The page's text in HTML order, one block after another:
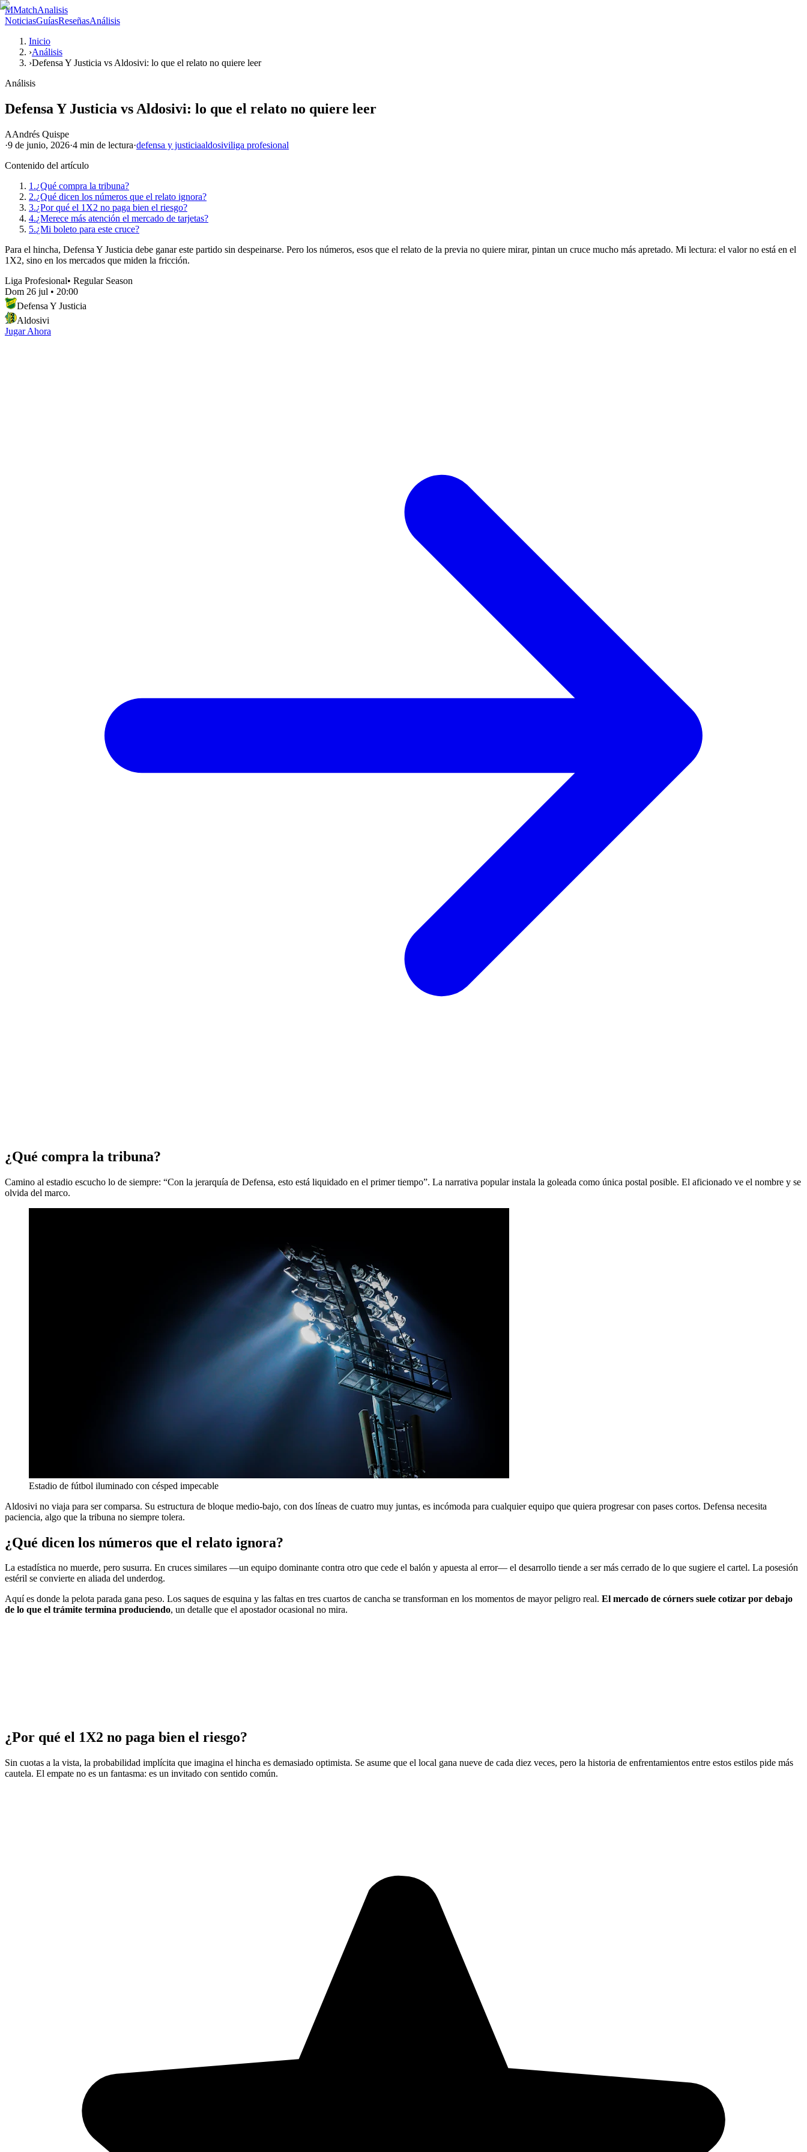
MMatchAnalisis
NoticiasGuíasReseñasAnálisis
Inicio
›Análisis
›Defensa Y Justicia vs Aldosivi: lo que el relato no quiere leer
Análisis
Defensa Y Justicia vs Aldosivi: lo que el relato no quiere leer
AAndrés Quispe
·9 de junio, 2026·4 min de lectura·defensa y justiciaaldosiviliga profesional
Contenido del artículo
1.¿Qué compra la tribuna?
2.¿Qué dicen los números que el relato ignora?
3.¿Por qué el 1X2 no paga bien el riesgo?
4.¿Merece más atención el mercado de tarjetas?
5.¿Mi boleto para este cruce?
Para el hincha, Defensa Y Justicia debe ganar este partido sin despeinarse. Pero los números, esos que el relato de la previa no quiere mirar, pintan un cruce mucho más apretado. Mi lectura: el valor no está en el
1X2, sino en los mercados que miden la fricción.
Liga Profesional• Regular Season
Dom 26 jul • 20:00
Defensa Y Justicia
Aldosivi
Jugar Ahora
¿Qué compra la tribuna?
Camino al estadio escucho lo de siempre: “Con la jerarquía de Defensa, esto está liquidado en el primer tiempo”. La narrativa popular instala la goleada como única postal posible. El aficionado ve el nombre y se
olvida del marco.
Estadio de fútbol iluminado con césped impecable
Aldosivi no viaja para ser comparsa. Su estructura de bloque medio-bajo, con dos líneas de cuatro muy juntas, es incómoda para cualquier equipo que quiera progresar con pases cortos. Defensa necesita
paciencia, algo que la tribuna no siempre tolera.
¿Qué dicen los números que el relato ignora?
La estadística no muerde, pero susurra. En cruces similares —un equipo dominante contra otro que cede el balón y apuesta al error— el desarrollo tiende a ser más cerrado de lo que sugiere el cartel. La posesión
estéril se convierte en aliada del underdog.
Aquí es donde la pelota parada gana peso. Los saques de esquina y las faltas en tres cuartos de cancha se transforman en los momentos de mayor peligro real. El mercado de córners suele cotizar por debajo
de lo que el trámite termina produciendo, un detalle que el apostador ocasional no mira.
¿Por qué el 1X2 no paga bien el riesgo?
Sin cuotas a la vista, la probabilidad implícita que imagina el hincha es demasiado optimista. Se asume que el local gana nueve de cada diez veces, pero la historia de enfrentamientos entre estos estilos pide más
cautela. El empate no es un fantasma: es un invitado con sentido común.